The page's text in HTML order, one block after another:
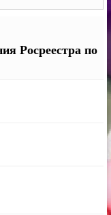
Росреестра по